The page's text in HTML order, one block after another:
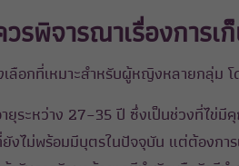
รพิจารณาเรื่องการเ
เลือกที่เหมาะสำหรับผู้หญิงหลายกลุ่ม
ระหว่าง 27–35 ปี ซึ่งเป็นช่วงที่ไข่มี
ไม่พร้อมมีบุตรในปัจจุบัน แต่ต้องการ